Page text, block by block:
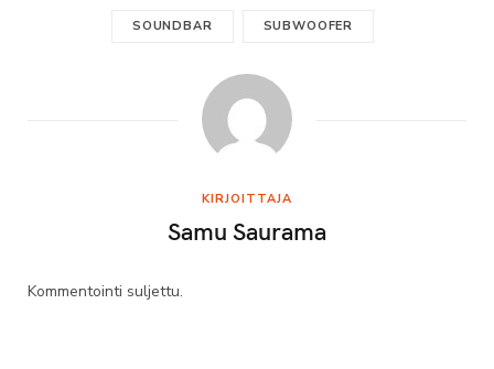
SOUNDBAR SUBWOOFER
KIRJOITTAJA
Samu Saurama
Kommentointi suljettu.